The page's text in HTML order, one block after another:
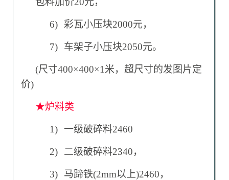
6) 彩瓦小压块2000元，
7) 车架子小压块2050元。
(尺寸400×400×1米，超尺寸的发图片定
价)
★炉料类
1) 一级破碎料2460
2) 二级破碎料2340，
3) 马蹄铁(2mm以上)2460，